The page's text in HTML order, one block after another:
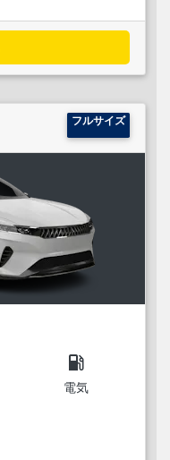
フルサイズ
local_gas_station
電気